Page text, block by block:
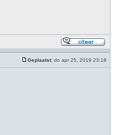
Geplaatst: do apr 25, 2019 23:18